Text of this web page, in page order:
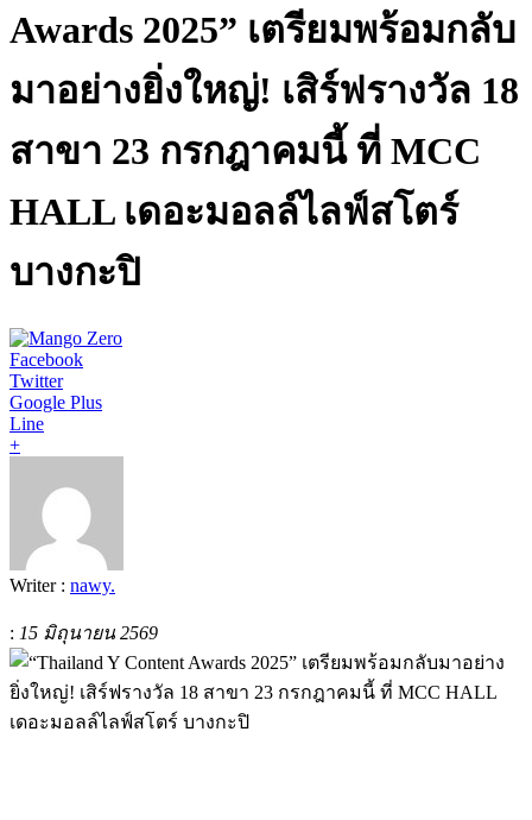
Awards 2025” เตรียมพร้อมกลับ
มาอย่างยิ่งใหญ่! เสิร์ฟรางวัล 18
สาขา 23 กรกฎาคมนี้ ที่ MCC
HALL เดอะมอลล์ไลฟ์สโตร์
บางกะปิ
Facebook
Twitter
Google Plus
Line
+
Writer : nawy.
: 15 มิถุนายน 2569